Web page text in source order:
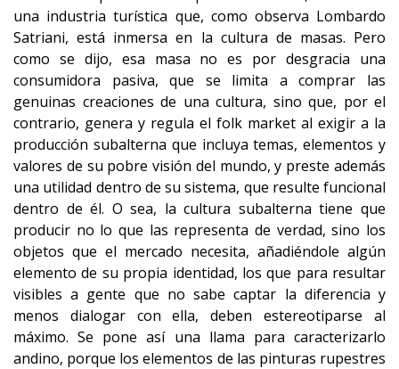
una industria turística que, como observa Lombardo
Satriani, está inmersa en la cultura de masas. Pero
como se dijo, esa masa no es por desgracia una
consumidora pasiva, que se limita a comprar las
genuinas creaciones de una cultura, sino que, por el
contrario, genera y regula el folk market al exigir a la
producción subalterna que incluya temas, elementos y
valores de su pobre visión del mundo, y preste además
una utilidad dentro de su sistema, que resulte funcional
dentro de él. O sea, la cultura subalterna tiene que
producir no lo que las representa de verdad, sino los
objetos que el mercado necesita, añadiéndole algún
elemento de su propia identidad, los que para resultar
visibles a gente que no sabe captar la diferencia y
menos dialogar con ella, deben estereotiparse al
máximo. Se pone así una llama para caracterizarlo
andino, porque los elementos de las pinturas rupestres